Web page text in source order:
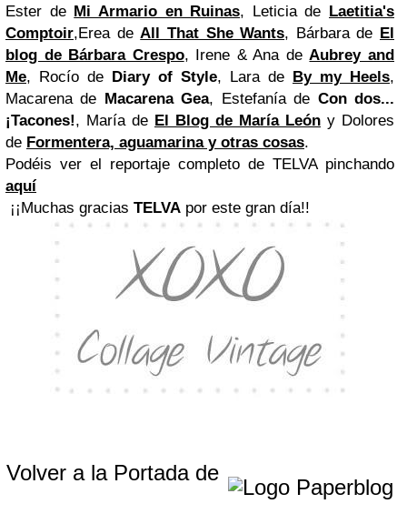
Ester de Mi Armario en Ruinas, Leticia de Laetitia's
Comptoir,Erea deAll That She Wants, Bárbara de El
blog de Bárbara Crespo, Irene & Ana deAubrey and
Me, Rocío de Diary of Style, Lara de By my Heels,
Macarena de Macarena Gea, Estefanía de Con dos...
¡Tacones!, María de El Blog de María León y Dolores
de Formentera, aguamarina y otras cosas.
Podéis ver el reportaje completo de TELVA pinchando
aquí
¡¡Muchas gracias TELVA por este gran día!!
Volver a la Portada de